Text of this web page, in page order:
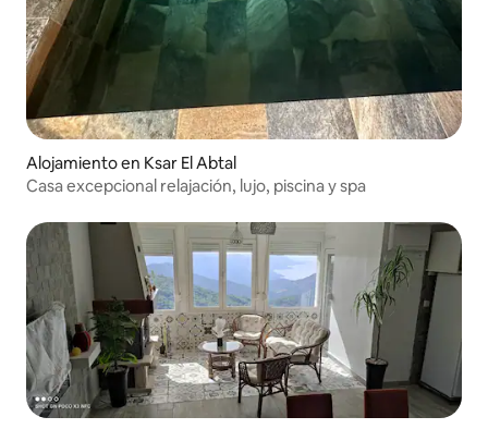
Alojamiento en Ksar El Abtal
Casa excepcional relajación, lujo, piscina y spa